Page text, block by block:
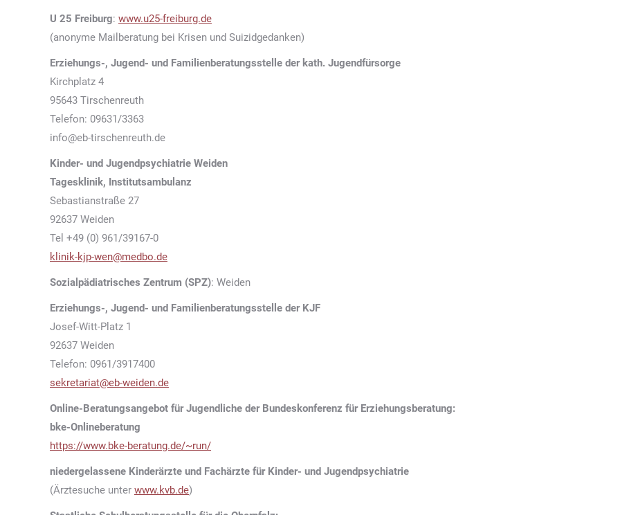
U 25 Freiburg: www.u25-freiburg.de
(anonyme Mailberatung bei Krisen und Suizidgedanken)
Erziehungs-, Jugend- und Familienberatungsstelle der kath. Jugendfürsorge
Kirchplatz 4
95643 Tirschenreuth
Telefon: 09631/3363
info@eb-tirschenreuth.de
Kinder- und Jugendpsychiatrie Weiden
Tagesklinik, Institutsambulanz
Sebastianstraße 27
92637 Weiden
Tel +49 (0) 961/39167-0
klinik-kjp-wen@medbo.de
Sozialpädiatrisches Zentrum (SPZ): Weiden
Erziehungs-, Jugend- und Familienberatungsstelle der KJF
Josef-Witt-Platz 1
92637 Weiden
Telefon: 0961/3917400
sekretariat@eb-weiden.de
Online-Beratungsangebot für Jugendliche der Bundeskonferenz für Erziehungsberatung:
bke-Onlineberatung
https://www.bke-beratung.de/~run/
niedergelassene Kinderärzte und Fachärzte für Kinder- und Jugendpsychiatrie
(Ärztesuche unter www.kvb.de)